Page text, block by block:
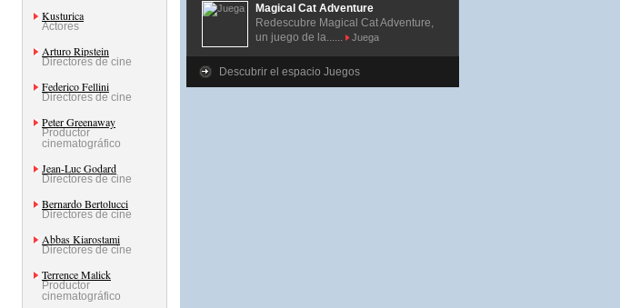
Kusturica
Actores
Arturo Ripstein
Directores de cine
Federico Fellini
Directores de cine
Peter Greenaway
Productor
cinematográfico
Jean-Luc Godard
Directores de cine
Bernardo Bertolucci
Directores de cine
Abbas Kiarostami
Directores de cine
Terrence Malick
Productor
cinematográfico
Magical Cat Adventure
Redescubre Magical Cat Adventure,
un juego de la......
Juega
Descubrir el espacio Juegos